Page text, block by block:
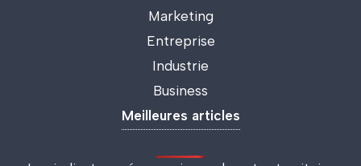
Marketing
Entreprise
Industrie
Business
Meilleures articles